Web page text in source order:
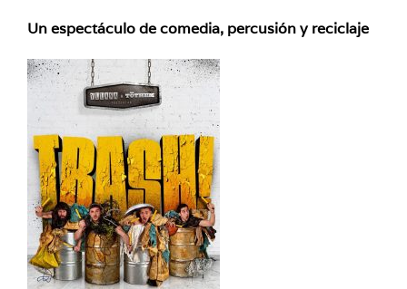
Un espectáculo de comedia, percusión y reciclaje